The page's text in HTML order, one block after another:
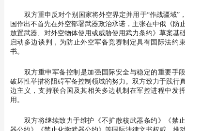
双方重申反对个别国家将外空界定并用于“作战疆域”，倡导各
国作出不首先在外空部署武器政治承诺，主张在中俄《防止在外空
放置武器、对外空物体使用或威胁使用武力条约》草案基础上尽快
启动多边谈判，为防止外空军备竞赛制定具有国际法约束力的文
书。
双方重申军备控制是加强国际安全与稳定的重要手段，相关
破坏性举措将阻碍军备控制领域的努力。双方致力于践行真正的多
边主义，支持联合国及其相关多边机制在军控进程中发挥中心作
用。
双方将继续致力于维护《不扩散核武器条约》《禁止生物武